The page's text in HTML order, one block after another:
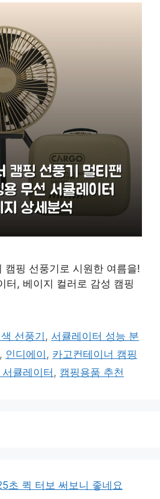
캠핑 선풍기로 시원한 여름을!
터, 베이지 컬러로 감성 캠핑
선풍기, 서큘레이터 성능 분
, 인디에이 , 카고컨테이너 캠핑
큘레이터 , 캠핑용품 추천
초 퀵 터보 써보니 좋네요